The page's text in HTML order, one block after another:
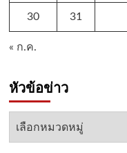
30 31
« ก.ค.
หัวข้อข่าว
หัวข้อ